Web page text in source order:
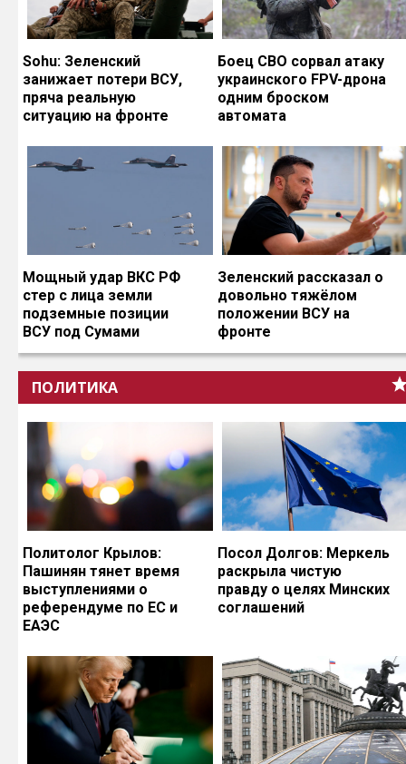
Sohu: Зеленский
занижает потери ВСУ,
пряча реальную
ситуацию на фронте
Боец СВО сорвал атаку
украинского FPV-дрона
одним броском
автомата
Мощный удар ВКС РФ
стер с лица земли
подземные позиции
ВСУ под Сумами
Зеленский рассказал о
довольно тяжёлом
положении ВСУ на
фронте
ПОЛИТИКА
Политолог Крылов:
Пашинян тянет время
выступлениями о
референдуме по ЕС и
ЕАЭС
Посол Долгов: Меркель
раскрыла чистую
правду о целях Минских
соглашений